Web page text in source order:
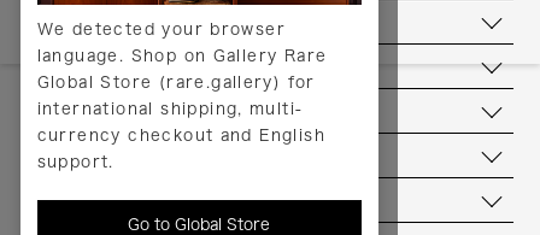
We detected your browser
language. Shop on Gallery Rare
Global Store (rare.gallery) for
international shipping, multi-
currency checkout and English
support.
Go to Global Store
返品について
ヘルプ
お問い合わせ
当店について